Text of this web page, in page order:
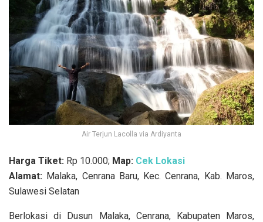
Air Terjun Lacolla via Ardiyanta
Harga Tiket: Rp 10.000; Map: Cek Lokasi
Alamat: Malaka, Cenrana Baru, Kec. Cenrana, Kab. Maros,
Sulawesi Selatan
Berlokasi di Dusun Malaka, Cenrana, Kabupaten Maros,